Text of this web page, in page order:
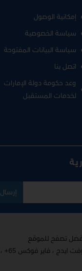
إمكانية الوصول
سياسة الخصوصية
سياسة البيانات المفتوحة
اتصل بنا
وعد حكومة دولة الإمارات
لخدمات المستقبل
إرسال
65+ ، اوبرا 6.0+, كروم